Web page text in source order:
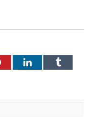
PinterestLinkedInTumblr